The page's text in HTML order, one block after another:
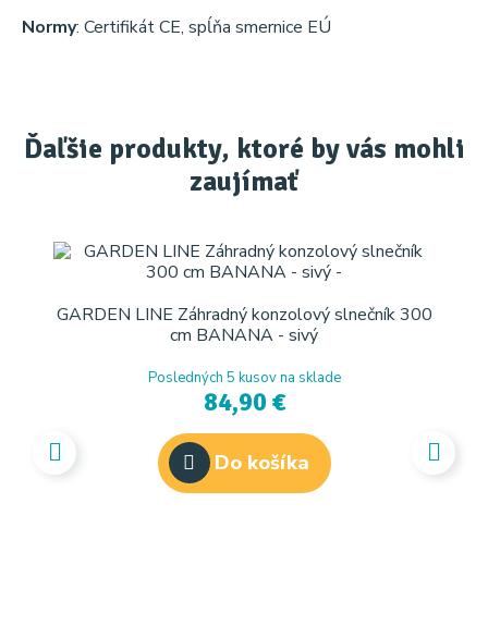
Normy: Certifikát CE, spĺňa smernice EÚ
Ďaľšie produkty, ktoré by vás mohli
zaujímať
GARDEN LINE Záhradný konzolový slnečník 300
cm BANANA - sivý
Posledných 5 kusov na sklade
84,90 €
Do košíka